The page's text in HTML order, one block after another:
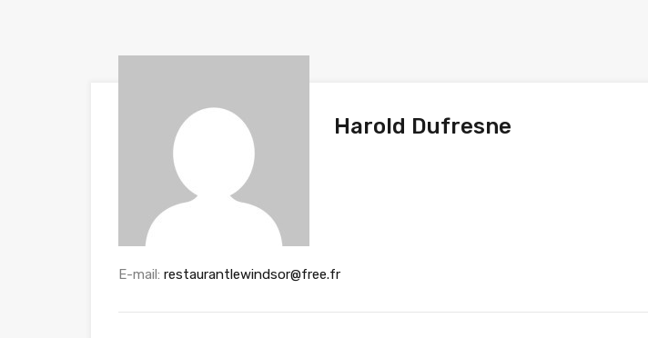
Harold Dufresne
E-mail: restaurantlewindsor@free.fr